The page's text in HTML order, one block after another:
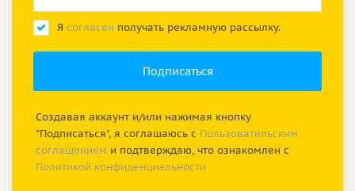
Я согласен получать рекламную рассылку.
Создавая аккаунт и/или нажимая кнопку
"Подписаться", я соглашаюсь с Пользовательским
соглашением и подтверждаю, что ознакомлен с
Политикой конфиденциальности